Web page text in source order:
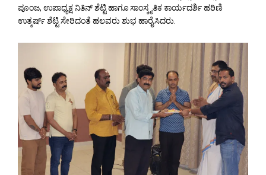
ಪೂಂಜ, ಉಪಾಧ್ಯಕ್ಷ ನಿತಿನ್ ಶೆಟ್ಟಿ ಹಾಗೂ ಸಾಂಸ್ಕೃತಿಕ ಕಾರ್ಯದರ್ಶಿ ಹರಿಣಿ
ಉತ್ಕರ್ಷ್ ಶೆಟ್ಟಿ ಸೇರಿದಂತೆ ಹಲವರು ಶುಭ ಹಾರೈಸಿದರು.